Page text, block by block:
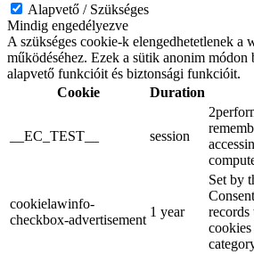
Alapvető / Szükséges
Mindig engedélyezve
A szükséges cookie-k elengedhetetlenek a
működéséhez. Ezek a sütik anonim
alapvető funkcióit és biztonsági funkcióit.
Cookie
Duration
__EC_TEST__ session
cookielawinfo-
checkbox-advertisement
1 year
Set by
records